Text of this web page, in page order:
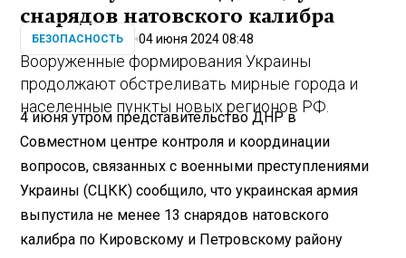
снарядов натовского калибра
БЕЗОПАСНОСТЬ 04 июня 2024 08:48
Вооруженные формирования Украины
продолжают обстреливать мирные города и
населенные пункты новых регионов РФ.
4 июня утром представительство ДНР в
Совместном центре контроля и координации
вопросов, связанных с военными преступлениями
Украины (СЦКК) сообщило, что украинская армия
выпустила не менее 13 снарядов натовского
калибра по Кировскому и Петровскому району